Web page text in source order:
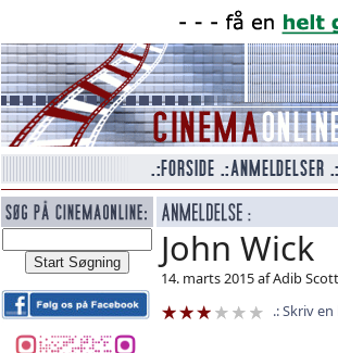
John Wick
14. marts 2015 af Adib
Skriv